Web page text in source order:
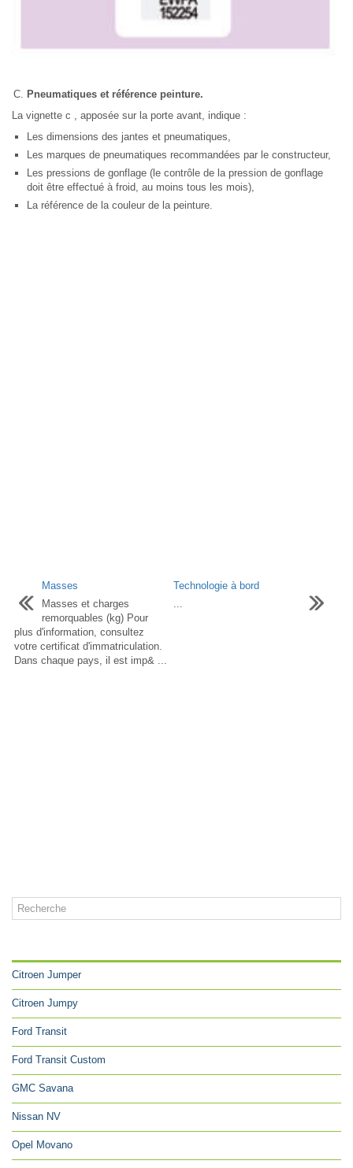
Pneumatiques et référence peinture.
La vignette c , apposée sur la porte avant, indique :
Les dimensions des jantes et pneumatiques,
Les marques de pneumatiques recommandées par le constructeur,
Les pressions de gonflage (le contrôle de la pression de gonflage
doit être effectué à froid, au moins tous les mois),
La référence de la couleur de la peinture.
Masses
Masses et charges
remorquables (kg) Pour
plus d'information, consultez
votre certificat d'immatriculation.
Dans chaque pays, il est imp& ...
Technologie à bord
...
Citroen Jumper
Citroen Jumpy
Ford Transit
Ford Transit Custom
GMC Savana
Nissan NV
Opel Movano